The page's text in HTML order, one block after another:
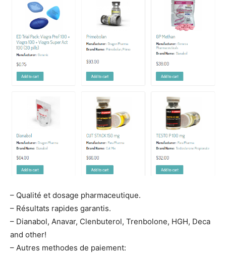
– Qualité et dosage pharmaceutique.
– Résultats rapides garantis.
– Dianabol, Anavar, Clenbuterol, Trenbolone, HGH, Deca
and other!
– Autres methodes de paiement: